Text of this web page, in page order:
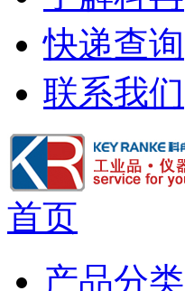
快递查询
联系我们
首页
产品分类